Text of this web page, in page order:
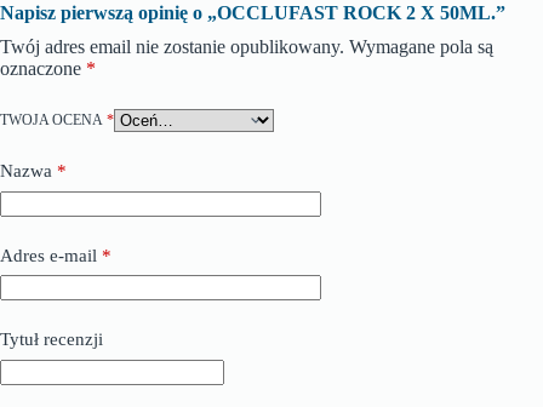
Napisz pierwszą opinię o „OCCLUFAST ROCK 2 X 50ML.”
Twój adres email nie zostanie opublikowany. Wymagane pola są
oznaczone *
TWOJA OCENA *
Nazwa *
Adres e-mail *
Tytuł recenzji